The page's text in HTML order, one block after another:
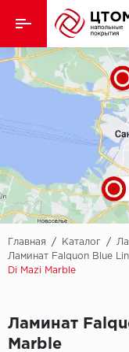
Назад
Кварцвиниловая
Ламинат
Ковролин
Линолеум
Паркет
Паркетная доска
Подложка
Главная / Каталог /
Ламинат Falquon Blue
Di Mazi Marble
Ламинат
Marble